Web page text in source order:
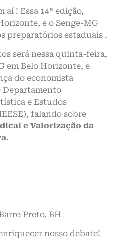
aí ! Essa 14ª edição,
e o Senge-MG
preparatórios estaduais .
será nessa quinta-feira,
em Belo Horizonte, e
do economista
Departamento
e Estudos
falando sobre
e Valorização da
.
Preto, BH
nosso debate!